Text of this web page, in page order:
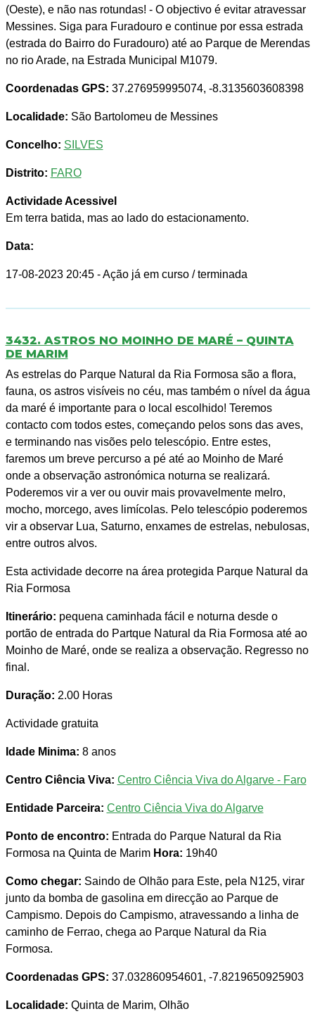
(Oeste), e não nas rotundas! - O objectivo é evitar atravessar
Messines. Siga para Furadouro e continue por essa estrada
(estrada do Bairro do Furadouro) até ao Parque de Merendas
no rio Arade, na Estrada Municipal M1079.
Coordenadas GPS: 37.276959995074, -8.3135603608398
Localidade: São Bartolomeu de Messines
Concelho: SILVES
Distrito: FARO
Actividade Acessivel
Em terra batida, mas ao lado do estacionamento.
Data:
17-08-2023 20:45 - Ação já em curso / terminada
3432. ASTROS NO MOINHO DE MARÉ – QUINTA
DE MARIM
As estrelas do Parque Natural da Ria Formosa são a flora,
fauna, os astros visíveis no céu, mas também o nível da água
da maré é importante para o local escolhido! Teremos
contacto com todos estes, começando pelos sons das aves,
e terminando nas visões pelo telescópio. Entre estes,
faremos um breve percurso a pé até ao Moinho de Maré
onde a observação astronómica noturna se realizará.
Poderemos vir a ver ou ouvir mais provavelmente melro,
mocho, morcego, aves limícolas. Pelo telescópio poderemos
vir a observar Lua, Saturno, enxames de estrelas, nebulosas,
entre outros alvos.
Esta actividade decorre na área protegida Parque Natural da
Ria Formosa
Itinerário: pequena caminhada fácil e noturna desde o
portão de entrada do Partque Natural da Ria Formosa até ao
Moinho de Maré, onde se realiza a observação. Regresso no
final.
Duração: 2.00 Horas
Actividade gratuita
Idade Minima: 8 anos
Centro Ciência Viva: Centro Ciência Viva do Algarve - Faro
Entidade Parceira: Centro Ciência Viva do Algarve
Ponto de encontro: Entrada do Parque Natural da Ria
Formosa na Quinta de Marim Hora: 19h40
Como chegar: Saindo de Olhão para Este, pela N125, virar
junto da bomba de gasolina em direcção ao Parque de
Campismo. Depois do Campismo, atravessando a linha de
caminho de Ferrao, chega ao Parque Natural da Ria
Formosa.
Coordenadas GPS: 37.032860954601, -7.8219650925903
Localidade: Quinta de Marim, Olhão